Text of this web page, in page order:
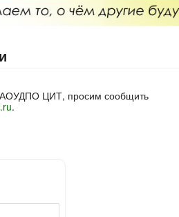
ЦИТ, просим сообщить
.